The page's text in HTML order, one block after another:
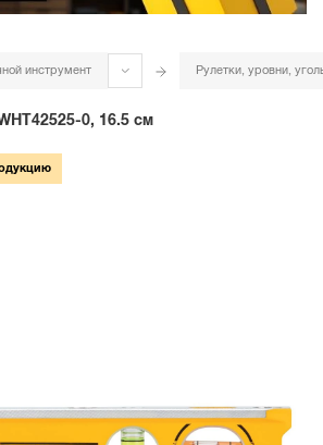
инструмент Рулетки, уровни,
0, 16.5 см